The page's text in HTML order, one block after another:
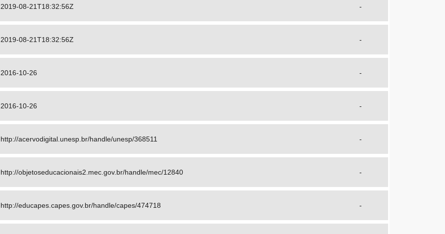
2019-08-21T18:32:56Z -
2019-08-21T18:32:56Z -
2016-10-26 -
2016-10-26 -
http://acervodigital.unesp.br/handle/unesp/368511 -
http://objetoseducacionais2.mec.gov.br/handle/mec/12840 -
http://educapes.capes.gov.br/handle/capes/474718 -